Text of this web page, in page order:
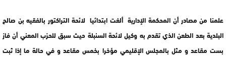
علمنا من مصادر أن المحكمة الإدارية ألغت ابتدائيا لائحة التراكتور بالفقيه بن صالح
البلدية بعد الطعن الذي تقدم به وكيل لائحة السنبلة حيث سبق للحزب المعني أن فاز
بست مقاعد و مثل بالمجلس الإقليمي مؤخرا بخمس مقاعد و في حالة ما إذا ثبت